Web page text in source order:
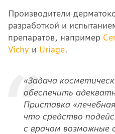
Производители
разработкой и
препаратов, например
Vichy и Uriage.
«Задача
обеспечить
Приставка
что средство
с врачом возможные